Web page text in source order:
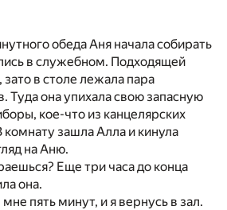
обеда Аня начала собирать
в служебном. Подходящей
в столе лежала пара
Туда она упихала свою запасную
кое-что из канцелярских
зашла Алла и кинула
на Аню.
Еще три часа до конца
она.
пять минут, и я вернусь в зал.